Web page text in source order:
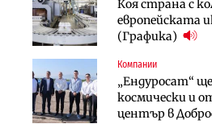
Коя страна с
европейската
(Графика)
Компании
„Ендуросат“
космически и
център в
„Ендуросат“
космически и
Компании
„Хювефарма“
придобиване на
След 20 години
оценки на
вдигнати
Градоустройство
Столична
изпълнител за
трамвайното